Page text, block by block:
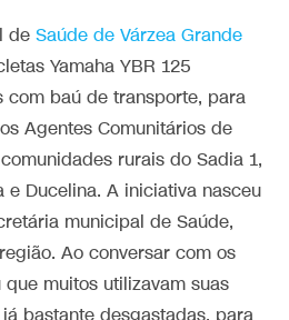
deSaúde de Várzea Grande
Yamaha YBR 125
com baú de transporte, para
Agentes Comunitários de
rurais do Sadia 1,
e Ducelina. A iniciativa nasceu
municipal de Saúde,
Ao conversar com os
muitos utilizavam suas